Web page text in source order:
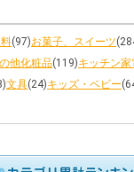
(97)お菓子、スイーツ
他化粧品(119)キッチン家
文具(24)キッズ・ベビー